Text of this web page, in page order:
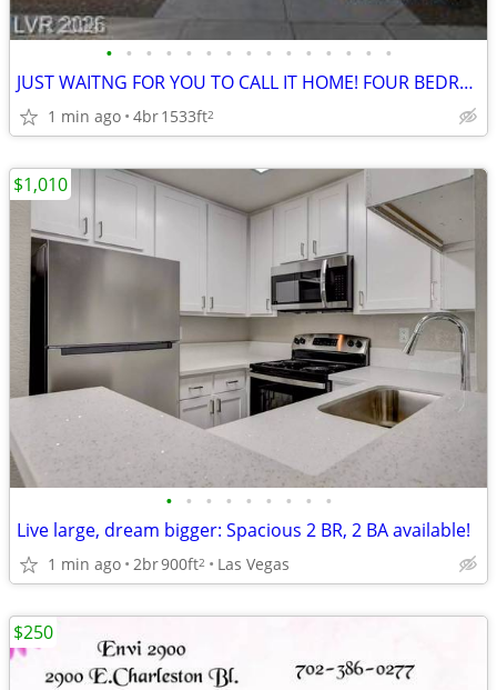
• • • • • • • • • • • • • • •
JUST WAITNG FOR YOU TO CALL IT HOME! FOUR BEDROOMS; CUSTOM PAINT; ISLA
1 min ago 4br1533ft2
• • • • • • • • •
Live large, dream bigger: Spacious 2 BR, 2 BA available!
1 min ago 2br900ft2 Las Vegas
$1,010
$250